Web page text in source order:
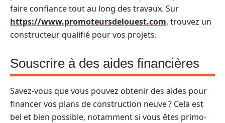
faire confiance tout au long des travaux. Sur
https://www.promoteursdelouest.com, trouvez un
constructeur qualifié pour vos projets.
Souscrire à des aides financières
Savez-vous que vous pouvez obtenir des aides pour
financer vos plans de construction neuve ? Cela est
bel et bien possible, notamment si vous êtes primo-